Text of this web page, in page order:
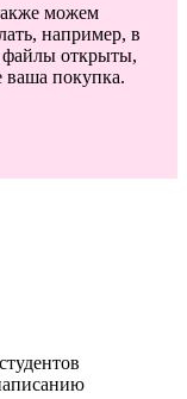
можем
например, в
файлы открыты,
ваша покупка.